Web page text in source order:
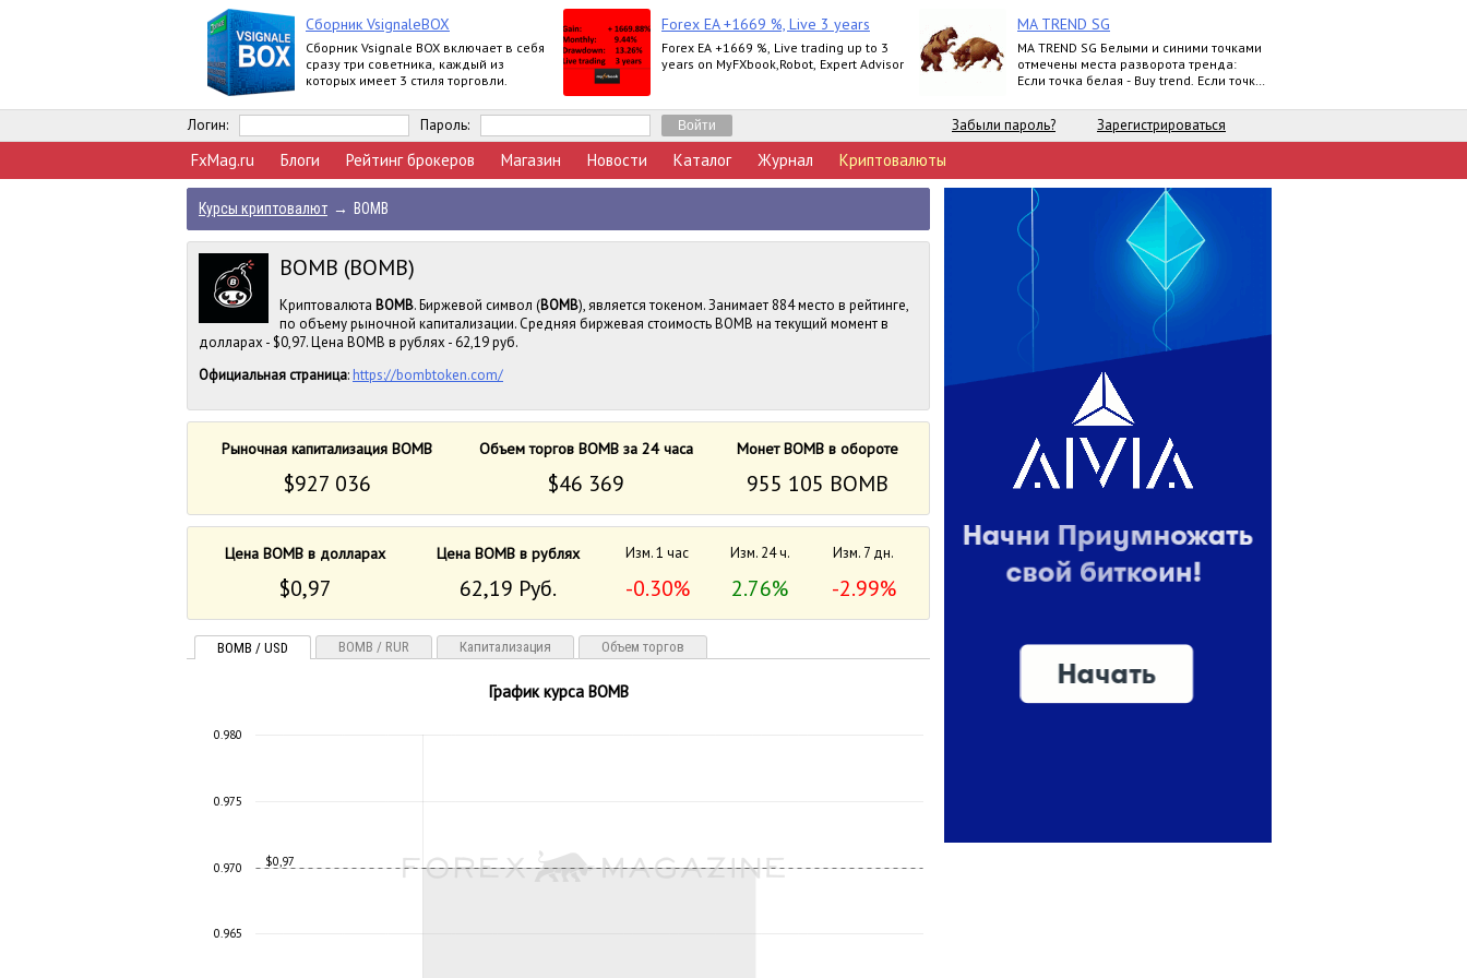
Сборник VsignaleBOX
Сборник Vsignale BOX включает в себя
сразу три советника, каждый из
которых имеет 3 стиля торговли.
Forex EA +1669 %, Live 3 years
Forex EA +1669 %, Live trading up to 3
years on MyFXbook,Robot, Expert Advisor
MA TREND SG
MA TREND SG Белыми и синими точками
отмечены места разворота тренда:
Если точка белая - Buy trend. Если точка
Логин: Пароль: Забыли пароль? Зарегистрироваться
FxMag.ru Блоги Рейтинг брокеров Магазин Новости Каталог Журнал Криптовалюты
Курсы криптовалют → BOMB
BOMB (BOMB)
Криптовалюта BOMB. Биржевой символ (BOMB), является токеном. Занимает 884 место в рейтинге,
по объему рыночной капитализации. Средняя биржевая стоимость BOMB на текущий момент в
долларах - $0,97. Цена BOMB в рублях - 62,19 руб.
Официальная страница: https://bombtoken.com/
Рыночная капитализация BOMB Объем торгов BOMB за 24 часа Монет BOMB в обороте
$927 036 $46 369 955 105 BOMB
Цена BOMB в долларах Цена BOMB в рублях Изм. 1 час Изм. 24 ч. Изм. 7 дн.
$0,97 62,19 Руб. -0.30% 2.76% -2.99%
BOMB / USD BOMB / RUR Капитализация Объем торгов
График курса BOMB
$0,97
0.965
0.970
0.975
0.980